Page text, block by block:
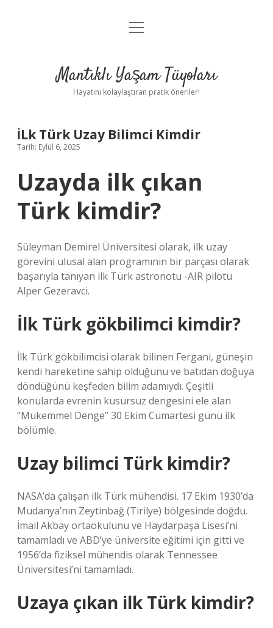
Anasayfa
Yasal Uyarı
menüyü
Mantıklı Yaşam Tüyoları
Hayatını kolaylaştıran pratik öneriler!
İLk Türk Uzay Bilimci Kimdir
Tarih: Eylül 6, 2025
Uzayda ilk çıkan
Türk kimdir?
Süleyman Demirel Üniversitesi olarak, ilk uzay
görevini ulusal alan programının bir parçası olarak
başarıyla tanıyan ilk Türk astronotu -AIR pilotu
Alper Gezeravci.
İlk Türk gökbilimci kimdir?
İlk Türk gökbilimcisi olarak bilinen Fergani, güneşin
kendi hareketine sahip olduğunu ve batıdan doğuya
döndüğünü keşfeden bilim adamıydı. Çeşitli
konularda evrenin kusursuz dengesini ele alan
“Mükemmel Denge” 30 Ekim Cumartesi günü ilk
bölümle.
Uzay bilimci Türk kimdir?
NASA’da çalışan ilk Türk mühendisi. 17 Ekim 1930’da
Mudanya’nın Zeytinbağ (Tirilye) bölgesinde doğdu.
İmail Akbay ortaokulunu ve Haydarpaşa Lisesi’ni
tamamladı ve ABD’ye üniversite eğitimi için gitti ve
1956’da fiziksel mühendis olarak Tennessee
Üniversitesi’ni tamamladı.
Uzaya çıkan ilk Türk kimdir?